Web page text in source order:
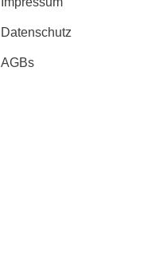
Datenschutz
AGBs